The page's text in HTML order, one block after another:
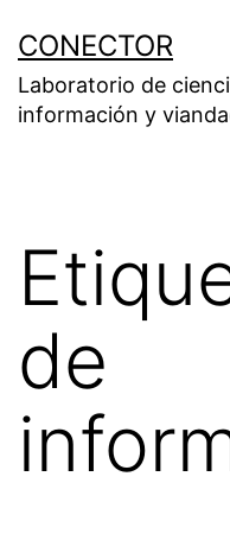
contenido
CONECTOR
Laboratorio de
información y
de